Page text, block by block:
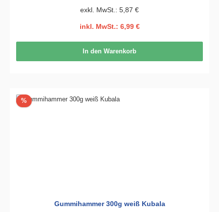
exkl. MwSt.: 5,87 €
inkl. MwSt.: 6,99 €
In den Warenkorb
%Rabatt
Gummihammer 300g weiß Kubala